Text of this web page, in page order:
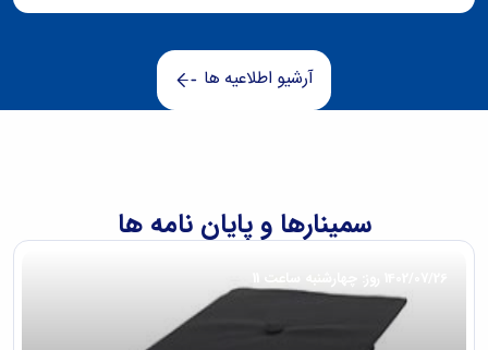
آرشیو اطلاعیه ها
سمینارها و پایان نامه ها